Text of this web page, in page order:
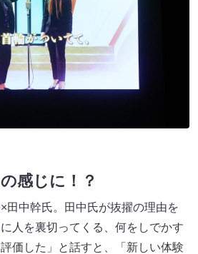
感じに！？
田中幹氏。田中氏が抜擢の理由を
人を裏切ってくる、何をしでかす
価した」と話すと、「新しい体験